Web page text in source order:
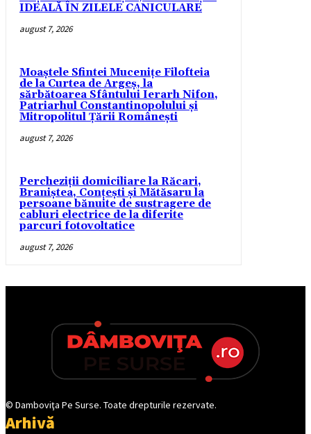
IDEALĂ ÎN ZILELE CANICULARE
august 7, 2026
Moaștele Sfintei Mucenițe Filofteia
de la Curtea de Argeș, la
sărbătoarea Sfântului Ierarh Nifon,
Patriarhul Constantinopolului și
Mitropolitul Țării Românești
august 7, 2026
Percheziții domiciliare la Răcari,
Braniștea, Conțești și Mătăsaru la
persoane bănuite de sustragere de
cabluri electrice de la diferite
parcuri fotovoltatice
august 7, 2026
© Damboviţa Pe Surse. Toate drepturile rezervate.
Arhivă